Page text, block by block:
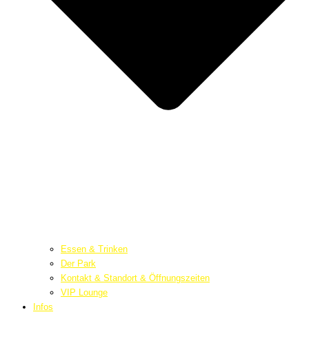
Essen & Trinken
Der Park
Kontakt & Standort & Öffnungszeiten
VIP Lounge
Infos